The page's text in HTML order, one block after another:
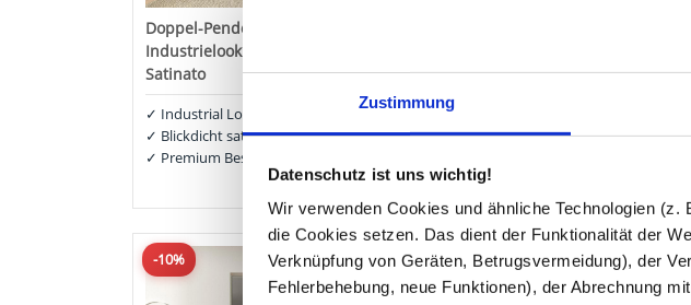
Zustimmung
Datenschutz ist uns wichtig!
Wir verwenden Cookies und ähnliche Technologien
die Cookies setzen. Das dient der Funktionalität der
Verknüpfung von Geräten, Betrugsvermeidung), der
Fehlerbehebung, neue Funktionen), der Abrechnung
Doppel-Pendeltür aus Glas
Industrielook schwarz FRAME 1
Satinato
✓ Industrial Look
✓ Blickdicht satiniert
✓ Premium Beschläge
ab1.238,40 €
✓
✓Premium Messing
-10% -10%